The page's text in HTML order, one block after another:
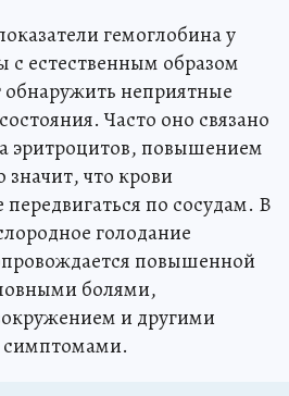
гемоглобина у
естественным образом
неприятные
Часто оно связано
эритроцитов, повышением
значит, что крови
по сосудам. В
голодание
повышенной
болями,
и другими